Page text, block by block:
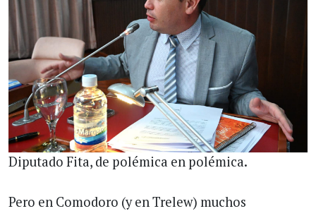
Diputado Fita, de polémica en polémica.
Pero en Comodoro (y en Trelew) muchos